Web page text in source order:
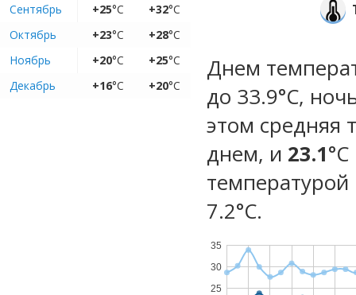
Сентябрь
+25°C +32°C
Октябрь
+23°C +28°C
Ноябрь
+20°C +25°C
Декабрь
+16°C +20°C
Днем
до 33.9°C,
этом средняя
днем, и 23.1
температурой
7.2°С.
25
30
35